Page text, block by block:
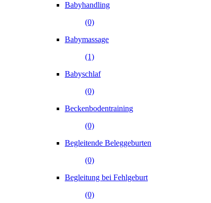
Babyhandling
(0)
Babymassage
(1)
Babyschlaf
(0)
Beckenbodentraining
(0)
Begleitende Beleggeburten
(0)
Begleitung bei Fehlgeburt
(0)